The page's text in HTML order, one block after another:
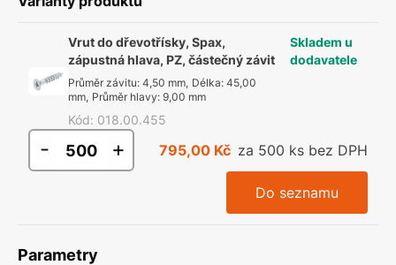
Vrut do dřevotřísky, Spax,
zápustná hlava, PZ, částečný závit
Průměr závitu:4,50 mm, Délka:45,00
mm, Průměr hlavy:9,00 mm
Kód: 018.00.455
Skladem u
dodavatele
- + 795,00 Kč za 500 ks bez DPH
Do seznamu
Parametry